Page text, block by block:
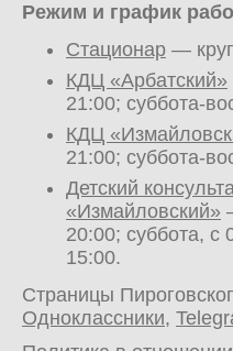
Режим и график
Стационар —
КДЦ «Арбатский»
21:00; суббота-
КДЦ
21:00; суббота-
Детский
«Измайловский»
20:00; суббота, с
15:00.
Страницы
Одноклассники,